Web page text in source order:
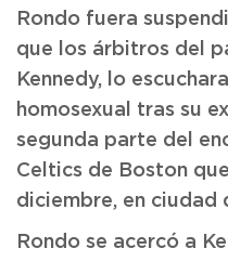
Rondo fuera
que los árbitros del
Kennedy, lo
homosexual tras su
segunda parte del
Celtics de Boston
diciembre, en ciudad
Rondo se acercó a